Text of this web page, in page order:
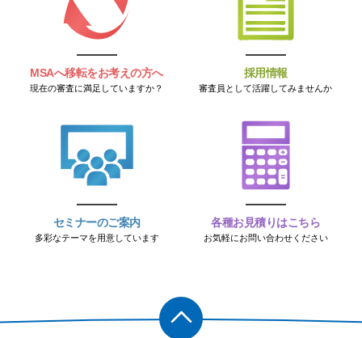
MSAへ移転をお考えの方へ
現在の審査に満足していますか？
採用情報
審査員として活躍してみませんか
セミナーのご案内
多彩なテーマを用意しています
各種お見積りはこちら
お気軽にお問い合わせください